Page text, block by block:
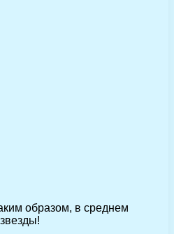
образом, в среднем